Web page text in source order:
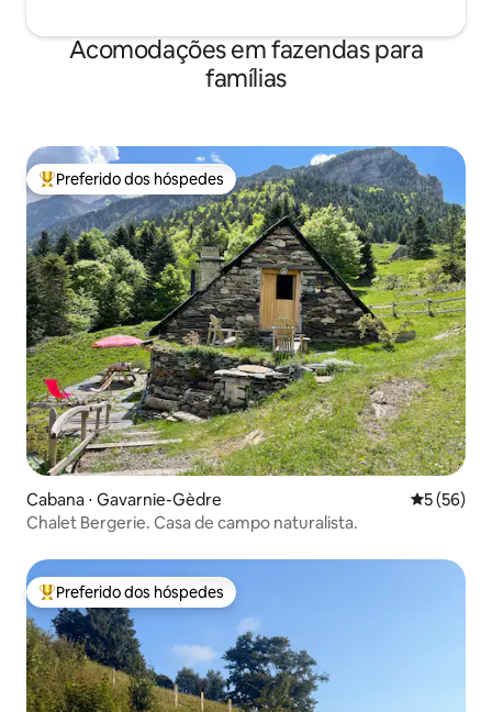
Acomodações em fazendas para
famílias
Entre os melhores preferidos dos hóspedes
Preferido dos hóspedes
Cabana ⋅ Gavarnie-Gèdre 5 de uma
5 (56)
Chalet Bergerie. Casa de campo naturalista.
Entre os melhores preferidos dos hóspedes
Preferido dos hóspedes